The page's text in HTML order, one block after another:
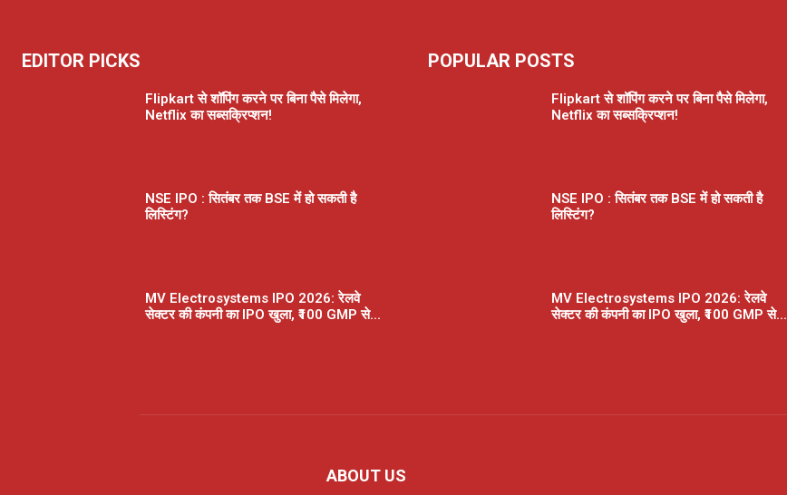
EDITOR PICKS
Flipkart से शॉपिंग करने पर बिना पैसे मिलेगा,
Netflix का सब्सक्रिप्शन!
NSE IPO : सितंबर तक BSE में हो सकती है
लिस्टिंग?
MV Electrosystems IPO 2026: रेलवे
सेक्टर की कंपनी का IPO खुला, ₹100 GMP से...
POPULAR POSTS
Flipkart से शॉपिंग करने पर बिना पैसे मिलेगा,
Netflix का सब्सक्रिप्शन!
NSE IPO : सितंबर तक BSE में हो सकती है
लिस्टिंग?
MV Electrosystems IPO 2026: रेलवे
सेक्टर की कंपनी का IPO खुला, ₹100 GMP से...
ABOUT US